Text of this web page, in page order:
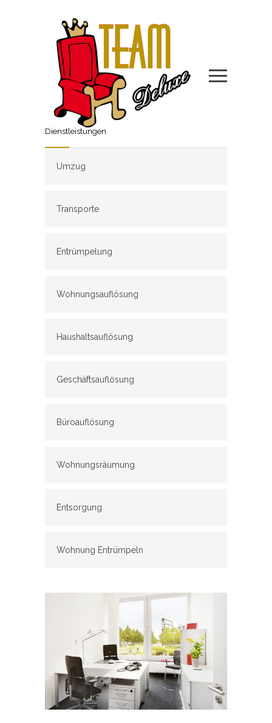
Dienstleistungen
Umzug
Transporte
Entrümpelung
Wohnungsauflösung
Haushaltsauflösung
Geschäftsauflösung
Büroauflösung
Wohnungsräumung
Entsorgung
Wohnung Entrümpeln